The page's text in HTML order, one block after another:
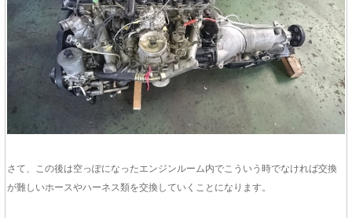
さて、この後は空っぽになったエンジンルーム内でこういう時でなければ交換
が難しいホースやハーネス類を交換していくことになります。